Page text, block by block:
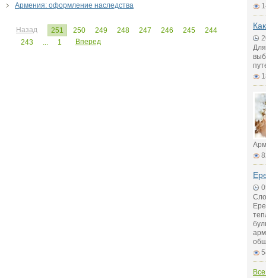
Армения: оформление наследства
Назад 251 250 249 248 247 246 245
244
243
... 1 Вперед